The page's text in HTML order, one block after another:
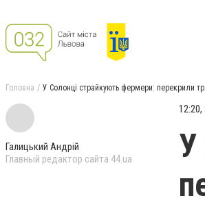
Головна У Солонці страйкують фермери: перекрили
Галицький Андрій
Главный редактор сайта 44.ua
12:20,
У